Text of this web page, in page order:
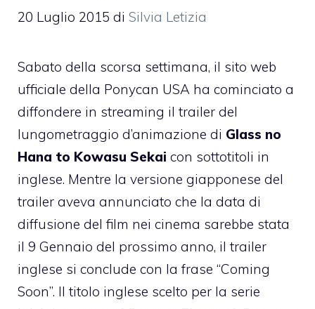
20 Luglio 2015 di Silvia Letizia
Sabato della scorsa settimana, il sito web
ufficiale della Ponycan USA ha cominciato a
diffondere in streaming il trailer del
lungometraggio d’animazione di Glass no
Hana to Kowasu Sekai con sottotitoli in
inglese. Mentre la versione giapponese del
trailer aveva annunciato che la data di
diffusione del film nei cinema sarebbe stata
il 9 Gennaio del prossimo anno, il trailer
inglese si conclude con la frase “Coming
Soon”. Il titolo inglese scelto per la serie